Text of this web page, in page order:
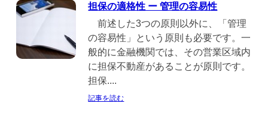
担保の適格性 ー 管理の容易性
前述した3つの原則以外に、「管理
の容易性」という原則も必要です。一
般的に金融機関では、その営業区域内
に担保不動産があることが原則です。
担保....
記事を読む